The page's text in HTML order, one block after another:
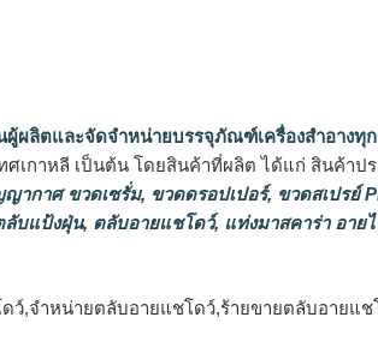
ผู้ผลิตและจัดจำหน่ายบรรจุภัณฑ์เครื่องสำอางทุ
ศเกาหลี เป็นต้น โดยสินค้าที่ผลิต ได้แก่ สินค้าปร
ากาศ ขวดเซรั่ม, ขวดดรอปเปอร์, ขวดสเปรย์
ลับแป้งฝุ่น, ตลับอายแชโดว์, แท่งมาสคาร่า อายไ
,จำหน่ายตลับอายแชโดว์,ร้ายขายตลับอายแ